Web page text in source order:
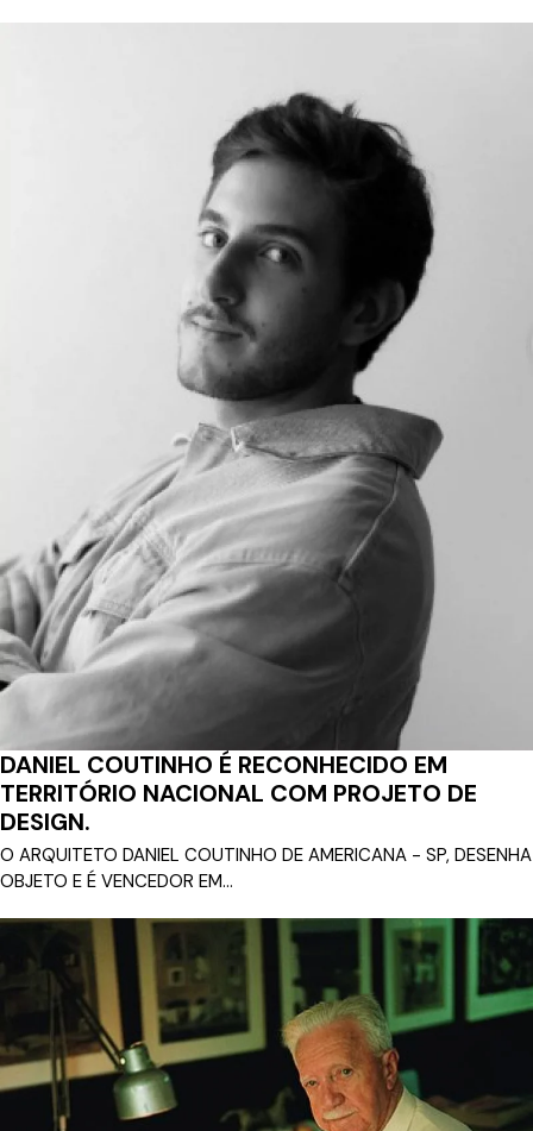
DANIEL COUTINHO É RECONHECIDO EM
TERRITÓRIO NACIONAL COM PROJETO DE
DESIGN.
O ARQUITETO DANIEL COUTINHO DE AMERICANA - SP, DESENHA
OBJETO E É VENCEDOR EM...